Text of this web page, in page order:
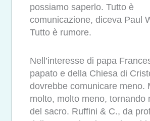
possiamo saperlo. Tutto è
comunicazione, diceva Paul
Tutto è rumore.
Nell’interesse di papa
papato e della Chiesa di
dovrebbe comunicare meno.
molto, molto meno, tornando
del sacro. Ruffini & C., da